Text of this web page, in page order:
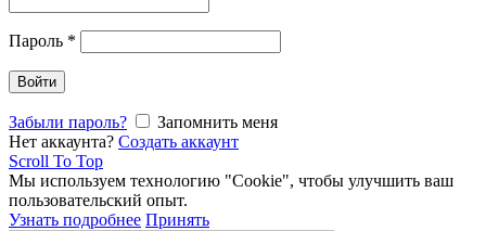
Пароль *
Войти
Забыли пароль?
Запомнить меня
Нет аккаунта? Создать аккаунт
Scroll To Top
Мы используем технологию "Cookie", чтобы улучшить ваш
пользовательский опыт.
Узнать подробнее Принять